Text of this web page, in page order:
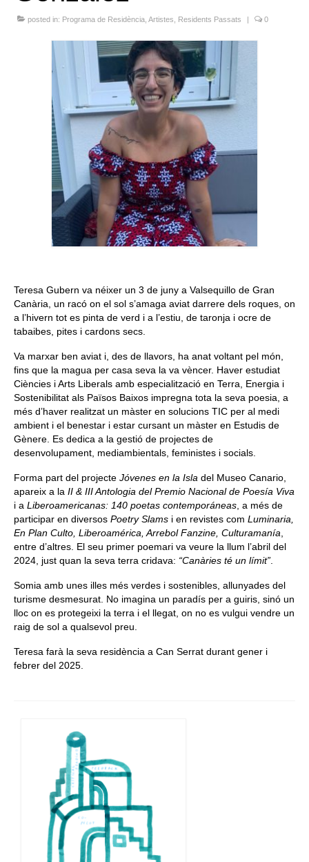
Queda’t amb nosaltres
Arxiu
Contacte
Idioma:
posted in: Programa de Residència Artistes Residents Passats | 0
Teresa Gubern va néixer un 3 de juny a Valsequillo de Gran
Canària, un racó on el sol s’amaga aviat darrere dels roques, on
a l’hivern tot es pinta de verd i a l’estiu, de taronja i ocre de
tabaibes, pites i cardons secs.
Va marxar ben aviat i, des de llavors, ha anat voltant pel món,
fins que la magua per casa seva la va vèncer. Haver estudiat
Ciències i Arts Liberals amb especialització en Terra, Energia i
Sostenibilitat als Països Baixos impregna tota la seva poesia, a
més d’haver realitzat un màster en solucions TIC per al medi
ambient i el benestar i estar cursant un màster en Estudis de
Gènere. Es dedica a la gestió de projectes de
desenvolupament, mediambientals, feministes i socials.
Forma part del projecte Jóvenes en la Isla del Museo Canario,
apareix a la II & III Antologia del Premio Nacional de Poesía Viva
i a Liberoamericanas: 140 poetas contemporáneas , a més de
participar en diversos Poetry Slams i en revistes com Luminaria,
En Plan Culto, Liberoamérica, Arrebol Fanzine, Culturamanía
entre d’altres. El seu primer poemari va veure la llum l’abril del
2024, just quan la seva terra cridava: “Canàries té un límit”
Somia amb unes illes més verdes i sostenibles, allunyades del
turisme desmesurat. No imagina un paradís per a guiris, sinó un
lloc on es protegeixi la terra i el llegat, on no es vulgui vendre un
raig de sol a qualsevol preu.
Teresa farà la seva residència a Can Serrat durant gener i
febrer del 2025.